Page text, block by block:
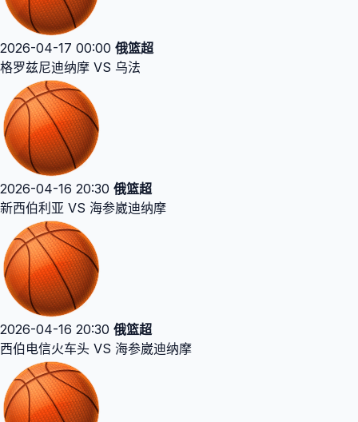
2026-04-17 00:00 俄篮超
格罗兹尼迪纳摩 VS 乌法
2026-04-16 20:30 俄篮超
新西伯利亚 VS 海参崴迪纳摩
2026-04-16 20:30 俄篮超
西伯电信火车头 VS 海参崴迪纳摩